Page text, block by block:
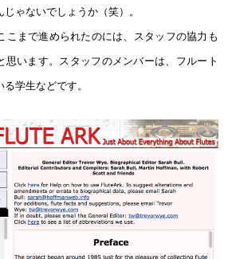
じゃないでしょうか（笑）。
こまで進められたのには、スタッフの協力も
思います。スタッフのメンバーは、フルート
学生などです。